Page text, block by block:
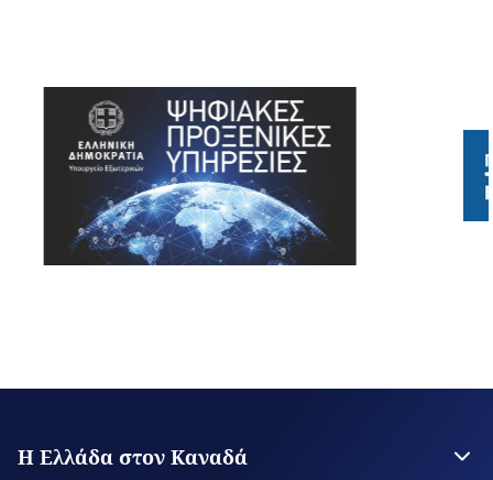
Η Ελλάδα στον Καναδά